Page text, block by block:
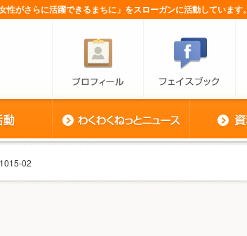
がさらに活躍できるまちに」をスローガンに活動しています。
02